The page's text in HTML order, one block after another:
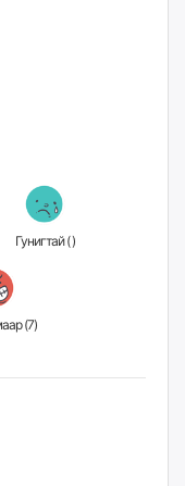
Гунигтай ()
Үзэн ядмаар (7)